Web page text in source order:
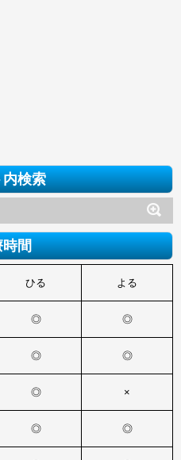
検索
時間
ひる よる
◎ ◎
◎ ◎
◎ ×
◎ ◎